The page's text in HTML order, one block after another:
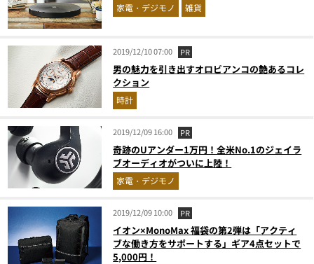
家電・デジモノ 雑貨
2019/12/10 07:00 PR
男の魅力を引き出すオロビアンコの艶あるコレ
クション
時計
2019/12/09 16:00 PR
奇跡のUアンダー1万円！全米No.1のジェイラ
ブオーディオがついに上陸！
家電・デジモノ
2019/12/09 10:00 PR
イオン×MonoMax 福袋の第2弾は「アクティ
ブな働き方をサポートする」ギア4点セットで
5,000円！